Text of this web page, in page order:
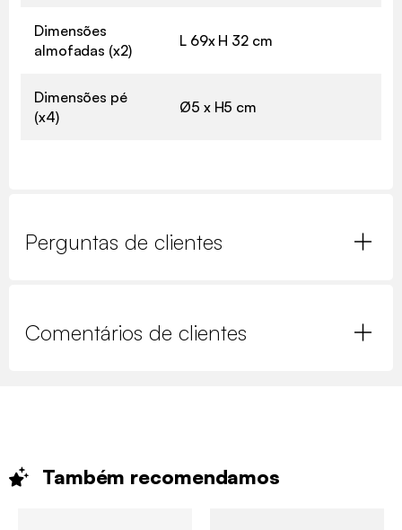
Dimensões
almofadas (x2)
L 69x H 32 cm
Dimensões pé
(x4)
Ø5 x H5 cm
Perguntas de clientes
Comentários de clientes
Também recomendamos